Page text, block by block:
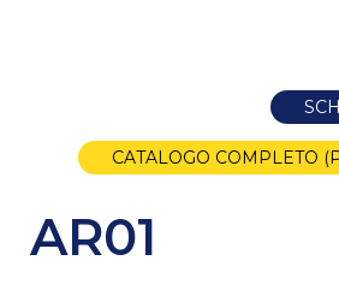
CATALOGO COMPLETO
AR01